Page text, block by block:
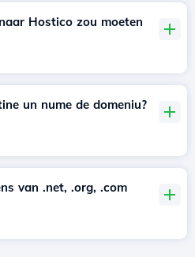
Hostico zou moeten
un nume de domeniu?
van .net, .org, .com